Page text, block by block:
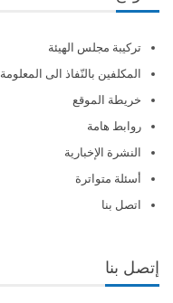
تركيبة مجلس الهيئة
المكلفين بالنّفاذ الى المعلومة
خريطة الموقع
روابط هامة
النشرة الإخبارية
أسئلة متواترة
اتصل بنا
إتصل بنا